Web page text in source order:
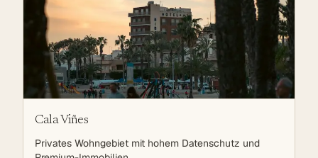
Cala Viñes
Privates Wohngebiet mit hohem Datenschutz und